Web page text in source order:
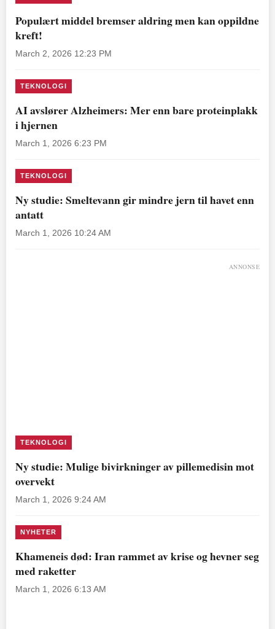
Populært middel bremser aldring men kan oppildne
kreft!
March 2, 2026 12:23 PM
TEKNOLOGI
AI avslører Alzheimers: Mer enn bare proteinplakk
i hjernen
March 1, 2026 6:23 PM
TEKNOLOGI
Ny studie: Smeltevann gir mindre jern til havet enn
antatt
March 1, 2026 10:24 AM
ANNONSE
TEKNOLOGI
Ny studie: Mulige bivirkninger av pillemedisin mot
overvekt
March 1, 2026 9:24 AM
NYHETER
Khameneis død: Iran rammet av krise og hevner seg
med raketter
March 1, 2026 6:13 AM